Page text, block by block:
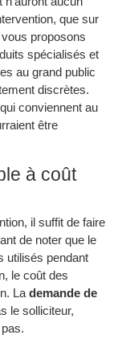
que sur
proposons
spécialisés et
au grand public
discrètes.
conviennent au
être
à coût
il suffit de faire
de noter que le
utilisés pendant
le coût des
La demande de
le solliciteur,